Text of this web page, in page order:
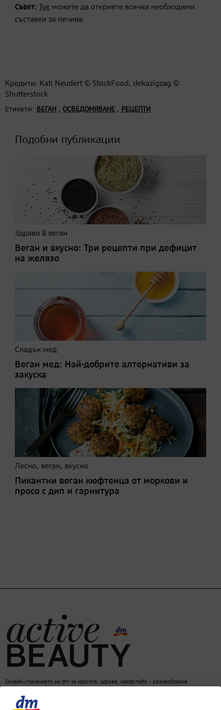
Съвет: Тук можете да откриете всички необходими
съставки за печива.
Кредити: Kati Neudert © StockFood, dekazigzag ©
Shutterstock
Етикети: ВЕГАН , ОСВЕДОМЯВАНЕ , РЕЦЕПТИ
Подобни публикации
Здрави & веган
Веган и вкусно: Три рецепти при дефицит
на желязо
Сладък мед
Веган мед: Най-добрите алтернативи за
закуска
Лесно, веган, вкусно
Пикантни веган кюфтенца от моркови и
просо с дип и гарнитура
Онлайн списанието на dm за красота, здраве, лайфстайл – разнообразна